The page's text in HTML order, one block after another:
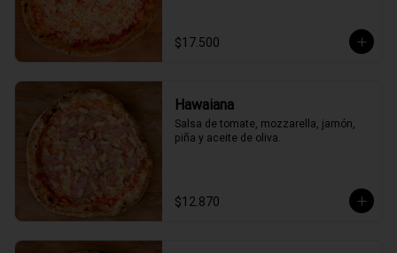
$17.500
Hawaiana
Salsa de tomate, mozzarella, jamón,
piña y aceite de oliva.
$12.870